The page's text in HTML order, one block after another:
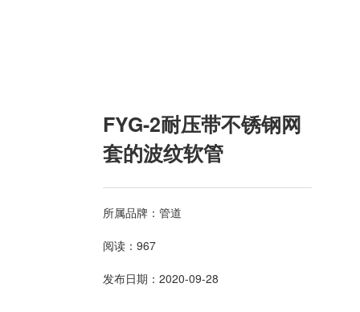
FYG-2耐压带不锈钢网
套的波纹软管
所属品牌：管道
阅读：967
发布日期：2020-09-28